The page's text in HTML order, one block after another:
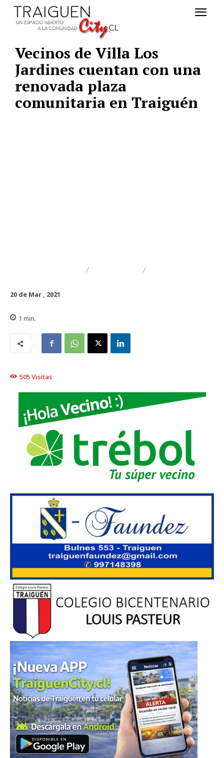
Vecinos de Villa Los
Jardines cuentan con una
renovada plaza
comunitaria en Traiguén
20 de Mar , 2021
1 min.
505Visitas